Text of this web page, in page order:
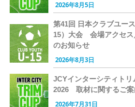
2026年8月5日
第41回 日本クラブユー
15）大会 会場アクセス
のお知らせ
2026年8月3日
JCYインターシティトリ
2026 取材に関するご案
2026年7月31日